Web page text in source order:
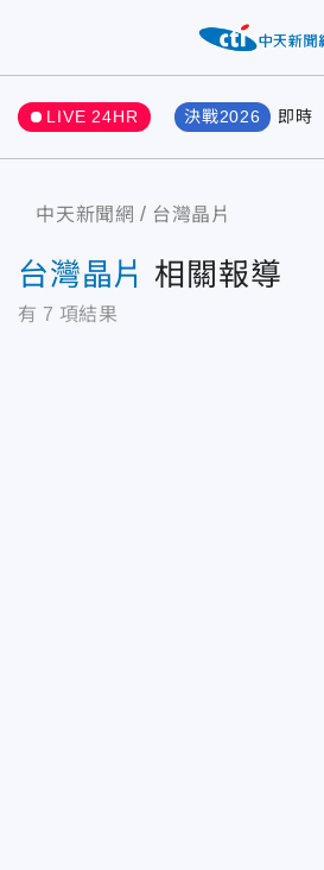
LIVE 24HR 決戰2026 即時
中天新聞網 台灣晶片
台灣晶片 相關報導
有 7 項結果